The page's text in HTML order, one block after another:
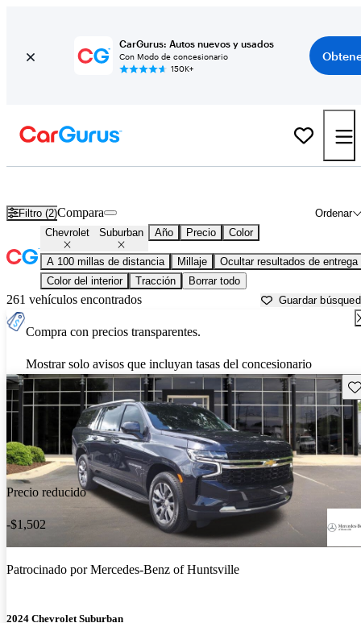
CarGurus: Autos nuevos y usados
Con Modo de concesionario
150K+
Filtro (2) Ordenar
Compara
Chevrolet Suburban Año Precio Color
A 100 millas de distancia Millaje
Ocultar resultados de entrega
Color del interior
Tracción Borrar todo
261 vehículos encontrados Guardar
Compra con precios transparentes.
Mostrar solo avisos que incluyan tasas del concesionario
Precio reducido
-$1,502
Patrocinado porMercedes-Benz of Huntsville
2024 Chevrolet Suburban